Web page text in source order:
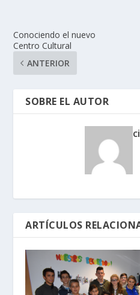
Conociendo el nuevo
Centro Cultural
ANTERIOR
SOBRE EL AUTOR
ARTÍCULOS